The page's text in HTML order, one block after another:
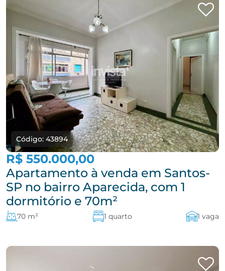
Código: 43894
R$ 550.000,00
Apartamento à venda em Santos-
SP no bairro Aparecida, com 1
dormitório e 70m²
70 m² 1 quarto 1 vaga